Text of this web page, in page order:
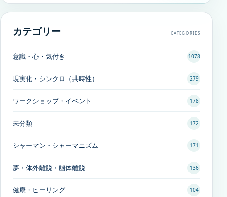
カテゴリー CATEGORIES
意識・心・気付き 1078
現実化・シンクロ（共時性） 279
ワークショップ・イベント 178
未分類 172
シャーマン・シャーマニズム 171
夢・体外離脱・幽体離脱 136
健康・ヒーリング 104